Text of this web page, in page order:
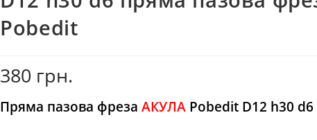
Pobedit
380 грн.
Пряма пазова фрезаАКУЛА Pobedit D12 h30 d6